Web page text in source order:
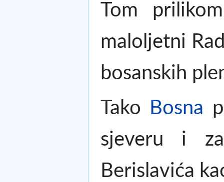
Tom
maloljetni
bosanskih
Tako
Bosna
sjeveru i
Berislavića